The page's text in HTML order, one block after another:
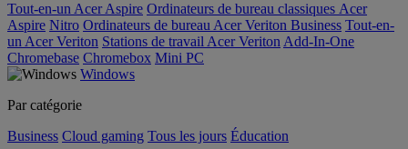
Tout-en-un Acer Aspire Ordinateurs de bureau classiques Acer
Aspire Nitro Ordinateurs de bureau Acer Veriton Business Tout-en-
un Acer Veriton Stations de travail Acer Veriton Add-In-One
Chromebase Chromebox Mini PC
Windows
Par catégorie
Business Cloud gaming Tous les jours Éducation